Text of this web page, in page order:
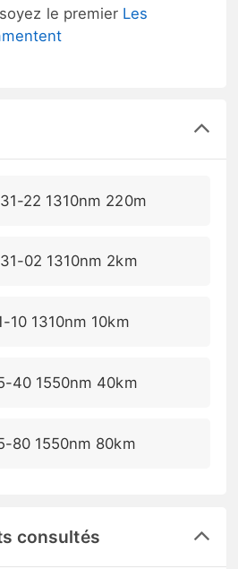
le premier Les
22 1310nm 220m
02 1310nm 2km
10 1310nm 10km
40 1550nm 40km
80 1550nm 80km
consultés